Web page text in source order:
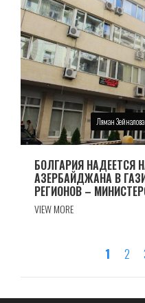
Ляман Зейналова
БОЛГАРИЯ НАДЕЕТСЯ
АЗЕРБАЙДЖАНА В
РЕГИОНОВ –
VIEW MORE
страниц
1 2